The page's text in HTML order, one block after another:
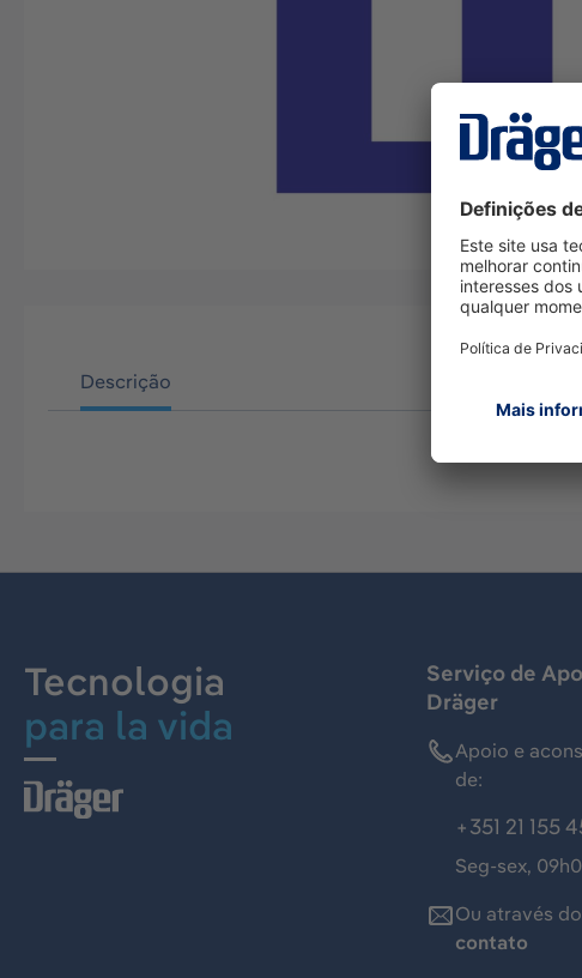
Descrição
Tecnologia
para la vida
Serviço de
Dräger
Apoio e
de:
+351 21 155
Seg-sex,
Ou através
contato